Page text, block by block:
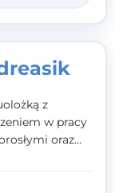
z
w pracy
oraz
zdrowia
życiowych i